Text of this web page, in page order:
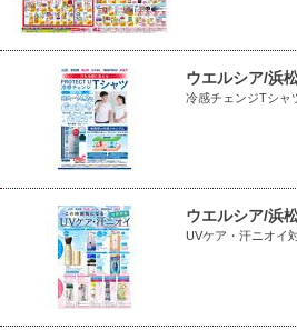
ウエルシア/浜
冷感チェンジTシャ
ウエルシア/浜
UVケア・汗ニオイ